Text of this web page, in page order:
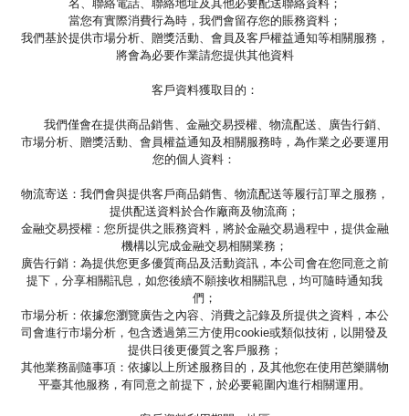
名、聯絡電話、聯絡地址及其他必要配送聯絡資料；
當您有實際消費行為時，我們會留存您的賬務資料；
我們基於提供市場分析、贈獎活動、會員及客戶權益通知等相關服務，
將會為必要作業請您提供其他資料
客戶資料獲取目的：
我們僅會在提供商品銷售、金融交易授權、物流配送、廣告行銷、
市場分析、贈獎活動、會員權益通知及相關服務時，為作業之必要運用
您的個人資料：
物流寄送：我們會與提供客戶商品銷售、物流配送等履行訂單之服務，
提供配送資料於合作廠商及物流商；
金融交易授權：您所提供之賬務資料，將於金融交易過程中，提供金融
機構以完成金融交易相關業務；
廣告行銷：為提供您更多優質商品及活動資訊，本公司會在您同意之前
提下，分享相關訊息，如您後續不願接收相關訊息，均可隨時通知我
們；
市場分析：依據您瀏覽廣告之內容、消費之記錄及所提供之資料，本公
司會進行市場分析，包含透過第三方使用cookie或類似技術，以開發及
提供日後更優質之客戶服務；
其他業務副隨事項：依據以上所述服務目的，及其他您在使用芭樂購物
平臺其他服務，有同意之前提下，於必要範圍內進行相關運用。